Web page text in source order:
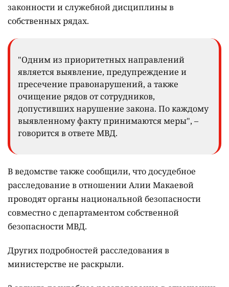
законности и служебной дисциплины в
собственных рядах.
"Одним из приоритетных направлений
является выявление, предупреждение и
пресечение правонарушений, а также
очищение рядов от сотрудников,
допустивших нарушение закона. По каждому
выявленному факту принимаются меры", –
говорится в ответе МВД.
В ведомстве также сообщили, что досудебное
расследование в отношении Алии Макаевой
проводят органы национальной безопасности
совместно с департаментом собственной
безопасности МВД.
Других подробностей расследования в
министерстве не раскрыли.